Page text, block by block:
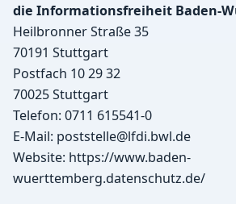
die Informationsfreiheit Baden-
Heilbronner Straße 35
70191 Stuttgart
Postfach 10 29 32
70025 Stuttgart
Telefon: 0711 615541-0
E-Mail: poststelle@lfdi.bwl.de
Website: https://www.baden-
wuerttemberg.datenschutz.de/